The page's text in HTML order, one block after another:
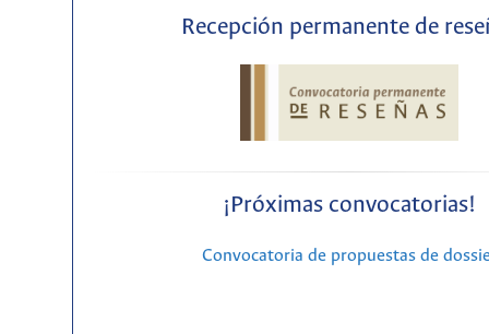
Recepción permanente de
¡Próximas convocatorias!
Convocatoria de propuestas de